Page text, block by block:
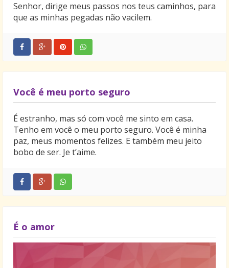
Senhor, dirige meus passos nos teus caminhos, para
que as minhas pegadas não vacilem.
Você é meu porto seguro
É estranho, mas só com você me sinto em casa.
Tenho em você o meu porto seguro. Você é minha
paz, meus momentos felizes. E também meu jeito
bobo de ser. Je t’aime.
É o amor